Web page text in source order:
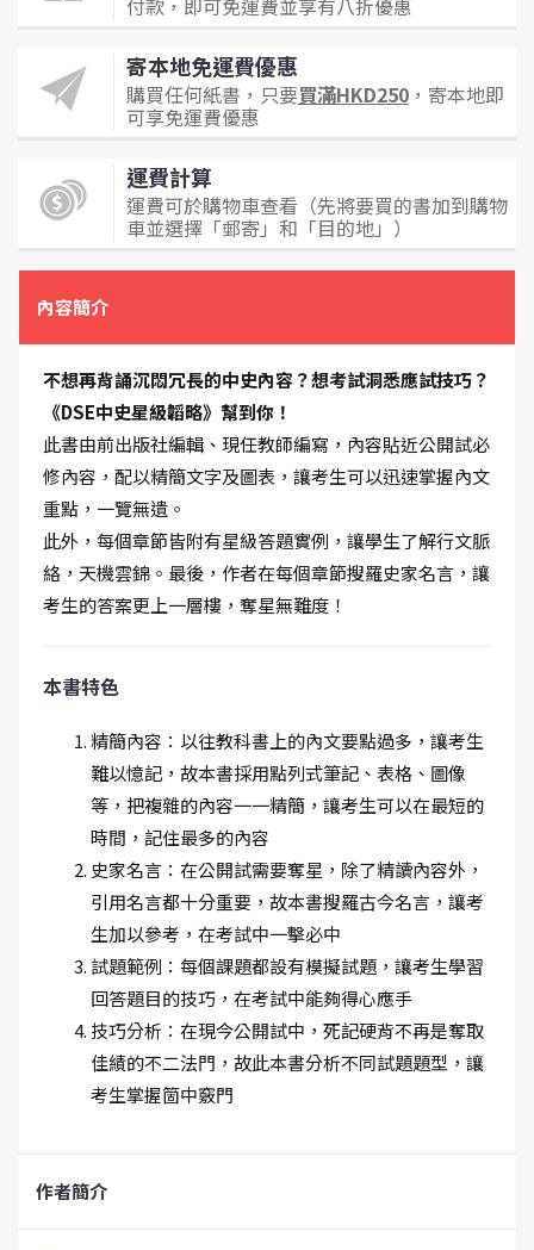
付款，即可免運費並享有八折優惠
寄本地免運費優惠
購買任何紙書，只要買滿HKD250 ，寄本地即
可享免運費優惠
運費計算
運費可於購物車查看（先將要買的書加到購物
車並選擇「郵寄」和「目的地」）
內容簡介
不想再背誦沉悶冗長的中史內容？想考試洞悉應試技巧？
《DSE中史星級韜略》幫到你！
此書由前出版社編輯、現任教師編寫，內容貼近公開試必
修內容，配以精簡文字及圖表，讓考生可以迅速掌握內文
重點，一覽無遺。
此外，每個章節皆附有星級答題實例，讓學生了解行文脈
絡，天機雲錦。最後，作者在每個章節搜羅史家名言，讓
考生的答案更上一層樓，奪星無難度！
本書特色
精簡內容：以往教科書上的內文要點過多，讓考生
難以憶記，故本書採用點列式筆記、表格、圖像
等，把複雜的內容一一精簡，讓考生可以在最短的
時間，記住最多的內容
史家名言：在公開試需要奪星，除了精讀內容外，
引用名言都十分重要，故本書搜羅古今名言，讓考
生加以參考，在考試中一擊必中
試題範例：每個課題都設有模擬試題，讓考生學習
回答題目的技巧，在考試中能夠得心應手
技巧分析：在現今公開試中，死記硬背不再是奪取
佳績的不二法門，故此本書分析不同試題題型，讓
考生掌握箇中竅門
作者簡介